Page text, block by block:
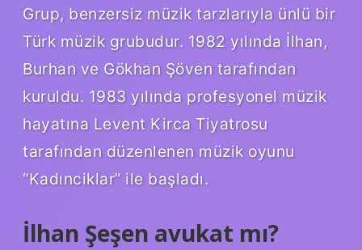
Grup, benzersiz müzik tarzlarıyla ünlü bir
Türk müzik grubudur. 1982 yılında İlhan,
Burhan ve Gökhan Şöven tarafından
kuruldu. 1983 yılında profesyonel müzik
hayatına Levent Kirca Tiyatrosu
tarafından düzenlenen müzik oyunu
“Kadınciklar” ile başladı.
İlhan Şeşen avukat mı?